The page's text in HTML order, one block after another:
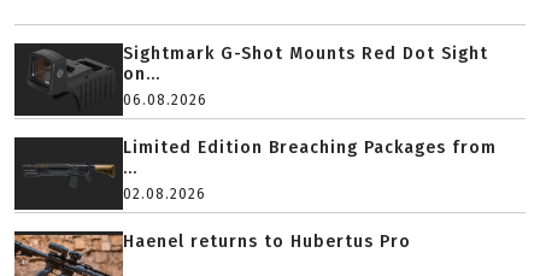
Sightmark G-Shot Mounts Red Dot Sight
on...
06.08.2026
Limited Edition Breaching Packages from
...
02.08.2026
Haenel returns to Hubertus Pro